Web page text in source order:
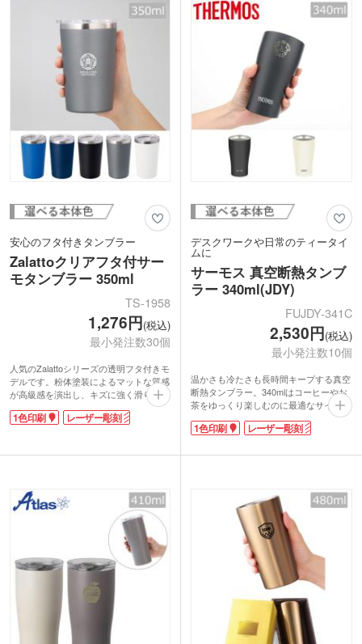
安心のフタ付きタンブラー
Zalattoクリアフタ付サー
モタンブラー 350ml
TS-1958
1,276円(税込)
最小発注数30個
人気のZalattoシリーズの透明フタ付きモ
デルです。粉体塗装によるマットな質感
が高級感を演出し、キズに強く滑りにく
いのが特徴。中身が見える透明フタは、
残量確認や熱い飲み物の火傷防止に役立
名入れはワンポイントでロゴが映える単
います。飲料業界のノベルティや物販用
キャラグッズにも最適な、機能美溢れる
1色印刷 レーザー彫刻
デスクワークや日常のティータイ
ムに
サーモス 真空断熱タンブ
ラー 340ml(JDY)
FUJDY-341C
2,530円(税込)
最小発注数10個
温かさも冷たさも長時間キープする真空
断熱タンブラー。340mlはコーヒーやお
茶をゆっくり楽しむのに最適なサイズ感
です。結露しにくいためデスク周りでも
安心して使え、外側が熱くならないので
機対応で日々のお手入れも簡単。
える1色印刷や、高級感が際立つレーザ
ー印刷による名入れで、記念品やノベル
ティを作成できます。
1色印刷 レーザー彫刻